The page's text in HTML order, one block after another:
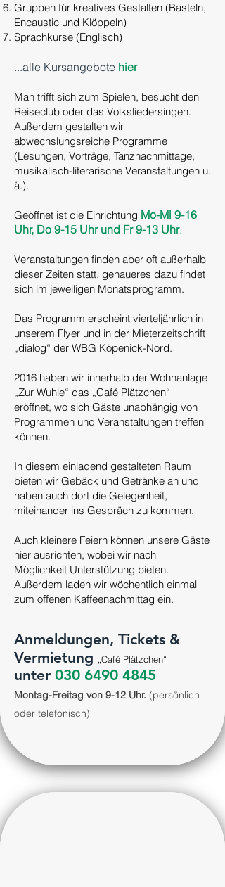
Gruppen für kreatives Gestalten (Basteln,
Encaustic und Klöppeln)
Sprachkurse (Englisch)
...alle Kursangebote hier
Man trifft sich zum Spielen, besucht den
Reiseclub oder das Volksliedersingen.
Außerdem gestalten wir
abwechslungsreiche Programme
(Lesungen, Vorträge, Tanznachmittage,
musikalisch-literarische Veranstaltungen u.
ä.).
Geöffnet ist die Einrichtung Mo-Mi 9-16
Uhr, Do 9-15 Uhr und Fr 9-13 Uhr.
Veranstaltungen finden aber oft außerhalb
dieser Zeiten statt, genaueres dazu findet
sich im jeweiligen Monatsprogramm.
Das Programm erscheint vierteljährlich in
unserem Flyer und in der Mieterzeitschrift
„dialog“ der WBG Köpenick-Nord.
2016 haben wir innerhalb der Wohnanlage
„Zur Wuhle“ das „Café Plätzchen“
eröffnet, wo sich Gäste unabhängig von
Programmen und Veranstaltungen treffen
können.
In diesem einladend gestalteten Raum
bieten wir Gebäck und Getränke an und
haben auch dort die Gelegenheit,
miteinander ins Gespräch zu kommen.
Auch kleinere Feiern können unsere Gäste
hier ausrichten, wobei wir nach
Möglichkeit Unterstützung bieten.
Außerdem laden wir wöchentlich einmal
zum offenen Kaffeenachmittag ein.
Anmeldungen, Tickets &
Vermietung „Café Plätzchen“
unter 030 6490 4845
Montag-Freitag von 9-12 Uhr. (persönlich
oder telefonisch)